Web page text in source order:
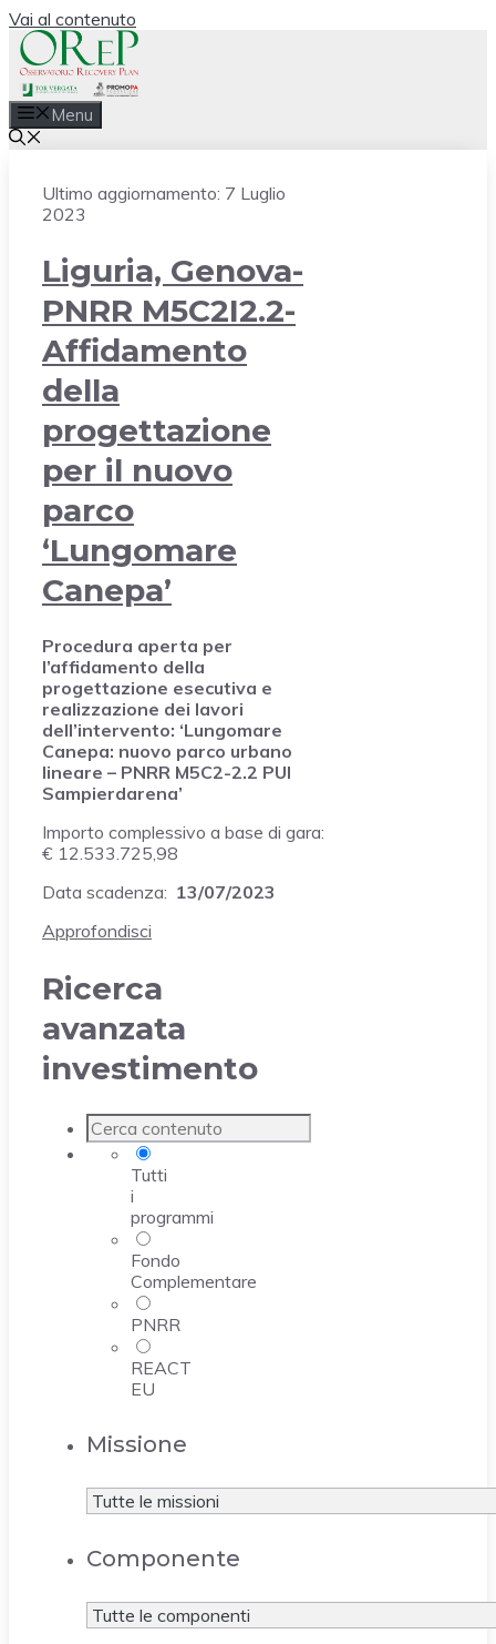
Vai al contenuto
Menu
Ultimo aggiornamento: 7 Luglio
2023
Liguria, Genova-
PNRR M5C2I2.2-
Affidamento
della
progettazione
per il nuovo
parco
‘Lungomare
Canepa’
Procedura aperta per
l’affidamento della
progettazione esecutiva e
realizzazione dei lavori
dell’intervento: ‘Lungomare
Canepa: nuovo parco urbano
lineare – PNRR M5C2-2.2 PUI
Sampierdarena’
Importo complessivo a base di gara:
€ 12.533.725,98
Data scadenza: 13/07/2023
Approfondisci
Ricerca
avanzata
investimento
Tutti
i
programmi
Fondo
Complementare
PNRR
REACT
EU
Missione
Componente